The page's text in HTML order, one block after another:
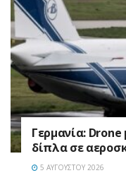
Γερμανία:
δίπλα σε
5 ΑΥΓΟΎΣΤΟΥ 2026